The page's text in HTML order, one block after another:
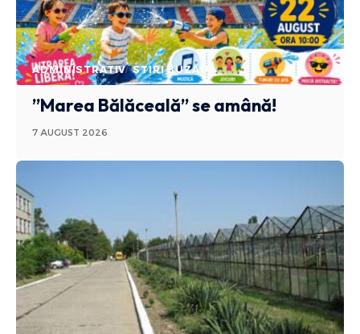
ADMINISTRATIV STIRI BUZAU
”Marea Bălăceală” se amână!
7 AUGUST 2026